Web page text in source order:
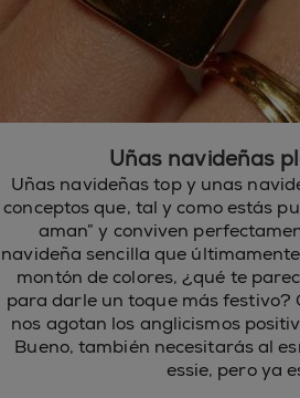
Uñas navideñas
Uñas navideñas top y unas
conceptos que, tal y como estás
aman” y conviven
navideña sencilla que
montón de colores, ¿qué te
para darle un toque más festivo?
nos agotan los anglicismos
Bueno, también necesitarás al
essie, pero ya